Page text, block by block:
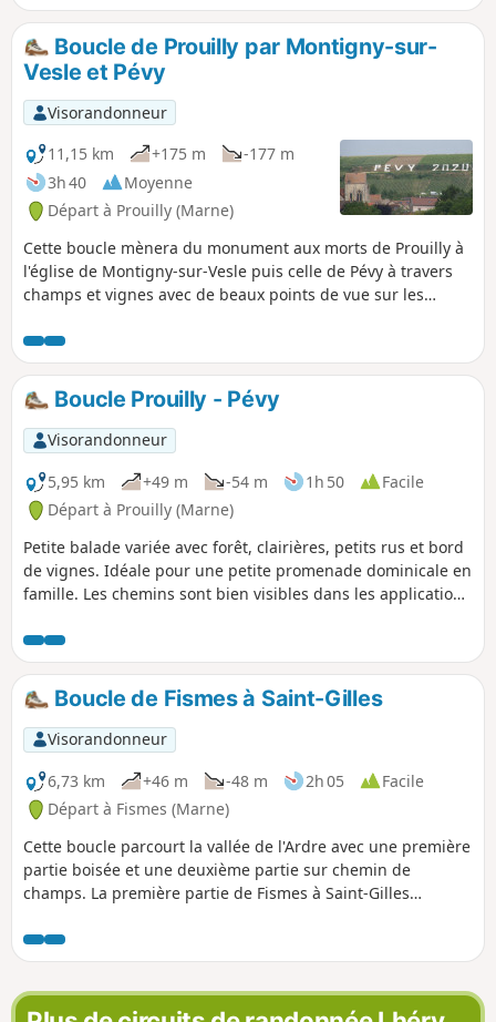
Boucle de Prouilly par Montigny-sur-
Vesle et Pévy
Visorandonneur
11,15 km
+175 m
-177 m
3h 40
Moyenne
Départ à Prouilly (Marne)
Cette boucle mènera du monument aux morts de Prouilly à
l'église de Montigny-sur-Vesle puis celle de Pévy à travers
champs et vignes avec de beaux points de vue sur les
Boucle Prouilly - Pévy
Visorandonneur
5,95 km
+49 m -54 m 1h 50
Facile
Départ à Prouilly (Marne)
Petite balade variée avec forêt, clairières, petits rus et bord
de vignes. Idéale pour une petite promenade dominicale en
famille. Les chemins sont bien visibles dans les applications
un possible domaine de chasse.
Boucle de Fismes à Saint-Gilles
Visorandonneur
6,73 km
+46 m -48 m 2h 05
Facile
Départ à Fismes (Marne)
Cette boucle parcourt la vallée de l'Ardre avec une première
partie boisée et une deuxième partie sur chemin de
champs. La première partie de Fismes à Saint-Gilles
(CBR) qui desservait de nombreuses communes. La
deuxième partie longe la crête de la route de Fismes à Fère-
en-Tardenois d'où, lorsque les conditions le permettent, de
nombreux parapentes s'élancent.